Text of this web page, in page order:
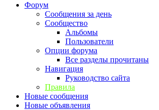
Форум
Сообщения за день
Сообщество
Альбомы
Пользователи
Опции форума
Все разделы прочитаны
Навигация
Руководство сайта
Правила
Новые сообщения
Новые объявления